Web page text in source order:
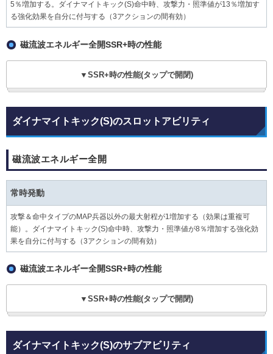
5％増加する。ダイナマイトキック(S)命中時、攻撃力・照準値が13％増加す
る強化効果を自分に付与する（3アクションの間有効）
磁流波エネルギー全開SSR+時の性能
▼SSR+時の性能(タップで開閉)
ダイナマイトキック(S)のスロットアビリティ
磁流波エネルギー全開
常時発動
攻撃＆命中タイプのMAP兵器以外の最大射程が1増加する（効果は重複可
能）。ダイナマイトキック(S)命中時、攻撃力・照準値が8％増加する強化効
果を自分に付与する（3アクションの間有効）
磁流波エネルギー全開SSR+時の性能
▼SSR+時の性能(タップで開閉)
ダイナマイトキック(S)のサブアビリティ